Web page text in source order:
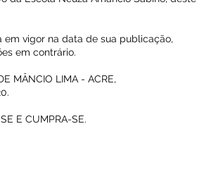
em vigor na data de sua publicação,
em contrário.
MÂNCIO LIMA - ACRE,
E CUMPRA-SE.